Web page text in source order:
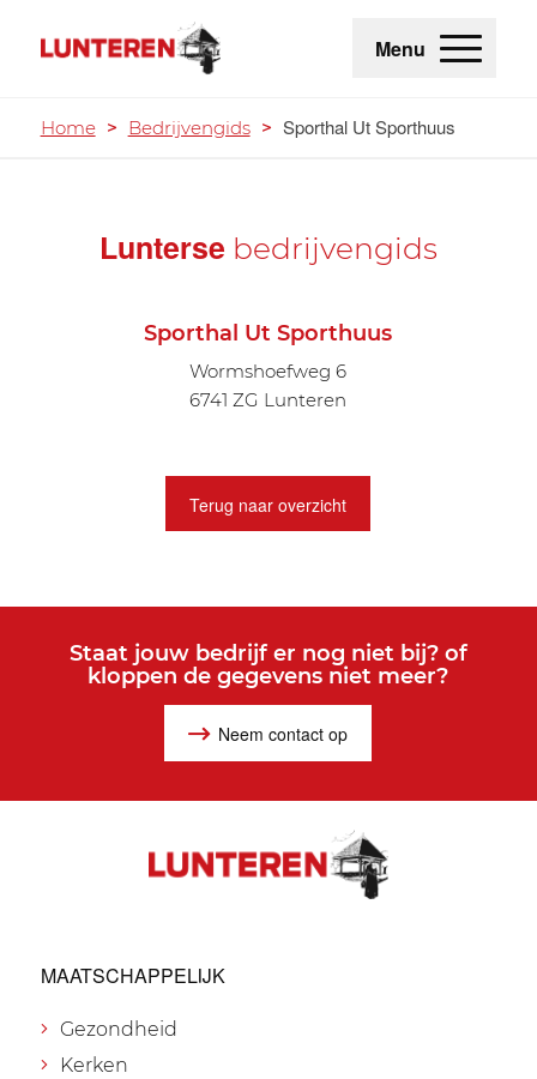
Menu
Home > Bedrijvengids > Sporthal Ut Sporthuus
Lunterse bedrijvengids
Sporthal Ut Sporthuus
Wormshoefweg 6
6741 ZG Lunteren
Terug naar overzicht
Staat jouw bedrijf er nog niet bij? of
kloppen de gegevens niet meer?
Neem contact op
MAATSCHAPPELIJK
Gezondheid
Kerken